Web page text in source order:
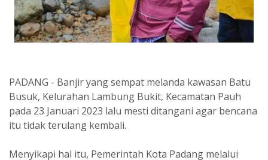
PADANG - Banjir yang sempat melanda kawasan Batu
Busuk, Kelurahan Lambung Bukit, Kecamatan Pauh
pada 23 Januari 2023 lalu mesti ditangani agar bencana
itu tidak terulang kembali.
Menyikapi hal itu, Pemerintah Kota Padang melalui